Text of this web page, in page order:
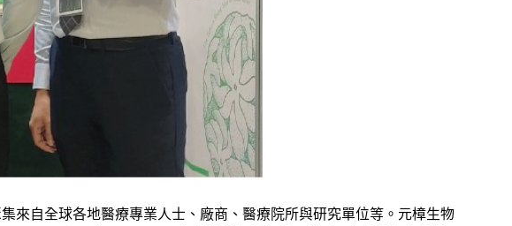
來自全球各地醫療專業人士、廠商、醫療院所與研究單位等。元樟生物